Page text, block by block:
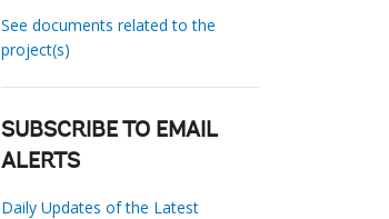
See documents related to the
project(s)
SUBSCRIBE TO EMAIL
ALERTS
Daily Updates of the Latest